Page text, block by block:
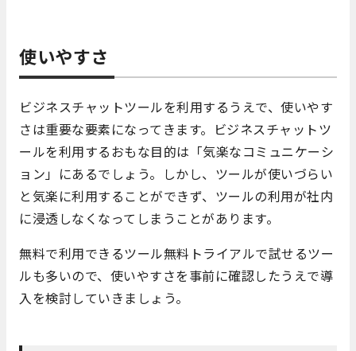
使いやすさ
ビジネスチャットツールを利用するうえで、使いやす
さは重要な要素になってきます。ビジネスチャットツ
ールを利用するおもな目的は「気楽なコミュニケーシ
ョン」にあるでしょう。しかし、ツールが使いづらい
と気楽に利用することができず、ツールの利用が社内
に浸透しなくなってしまうことがあります。
無料で利用できるツール無料トライアルで試せるツー
ルも多いので、使いやすさを事前に確認したうえで導
入を検討していきましょう。